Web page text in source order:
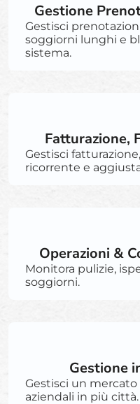
Gestione
Gestisci
soggiorni lunghi e
sistema.
Fatturazione,
Gestisci
ricorrente e
Operazioni &
Monitora pulizie,
soggiorni.
Gestione
Gestisci un
aziendali in più città.